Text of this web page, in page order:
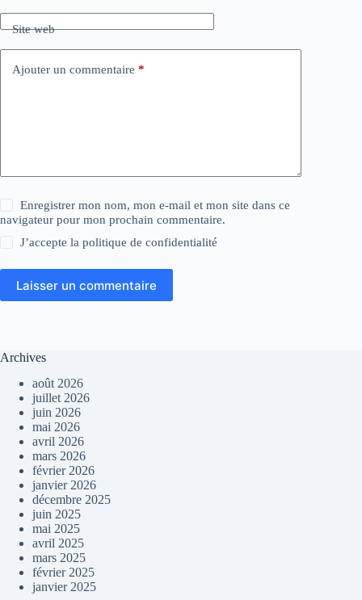
Site web
Ajouter un commentaire *
Enregistrer mon nom, mon e-mail et mon site dans ce
navigateur pour mon prochain commentaire.
J’accepte lapolitique de confidentialité
Laisser un commentaire
Archives
août 2026
juillet 2026
juin 2026
mai 2026
avril 2026
mars 2026
février 2026
janvier 2026
décembre 2025
juin 2025
mai 2025
avril 2025
mars 2025
février 2025
janvier 2025